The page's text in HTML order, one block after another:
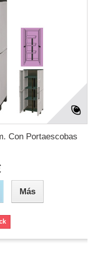
Con Portaescobas
Más